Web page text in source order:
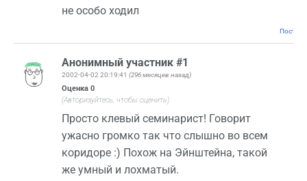
не особо ходил
Анонимный участник #1
2002-04-02 20:19:41 (296 месяцев назад)
Оценка 0
(Авторизуйтесь, чтобы оценить)
Просто клевый семинарист! Говорит
ужасно громко так что слышно во всем
коридоре :) Похож на Эйнштейна, такой
же умный и лохматый.